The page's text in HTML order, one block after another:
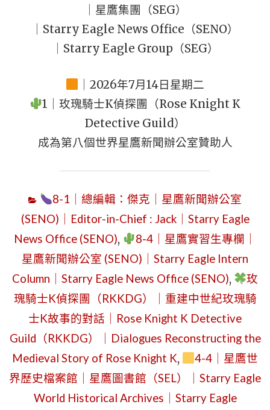
｜星鷹集團（SEG）
｜Starry Eagle News Office（SENO）
｜Starry Eagle Group（SEG）
｜2026年7月14日星期二
1｜玫瑰騎士K偵探團（Rose Knight K
Detective Guild）
成為第八個世界星鷹新聞辦公室贊助人
8-1｜總編輯：傑克｜星鷹新聞辦公室
(SENO)｜Editor-in-Chief : Jack｜Starry Eagle
News Office (SENO),
8-4｜星鷹實習生專欄｜
星鷹新聞辦公室 (SENO)｜Starry Eagle Intern
Column｜Starry Eagle News Office (SENO),
玫
瑰騎士K偵探團（RKKDG）｜重建中世紀玫瑰騎
士K故事的對話｜Rose Knight K Detective
Guild（RKKDG）｜Dialogues Reconstructing the
Medieval Story of Rose Knight K,
4-4｜星鷹世
界歷史檔案館｜星鷹圖書館（SEL）｜Starry Eagle
World Historical Archives｜Starry Eagle